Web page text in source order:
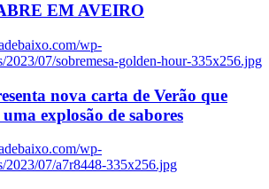
EM AVEIRO
wp-
2023/07/sobremesa-golden-hour-335x256.jpg
nova carta de Verão que
explosão de sabores
wp-
2023/07/a7r8448-335x256.jpg